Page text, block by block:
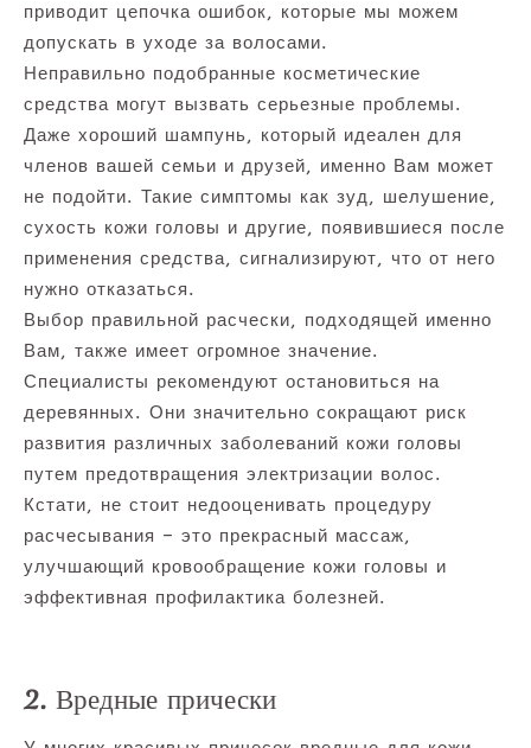
приводит цепочка ошибок, которые мы можем
допускать в уходе за волосами.
Неправильно подобранные косметические
средства могут вызвать серьезные проблемы.
Даже хороший шампунь, который идеален для
членов вашей семьи и друзей, именно Вам может
не подойти. Такие симптомы как зуд, шелушение,
сухость кожи головы и другие, появившиеся после
применения средства, сигнализируют, что от него
нужно отказаться.
Выбор правильной расчески, подходящей именно
Вам, также имеет огромное значение.
Специалисты рекомендуют остановиться на
деревянных. Они значительно сокращают риск
развития различных заболеваний кожи головы
путем предотвращения электризации волос.
Кстати, не стоит недооценивать процедуру
расчесывания – это прекрасный массаж,
улучшающий кровообращение кожи головы и
эффективная профилактика болезней.
2. Вредные прически